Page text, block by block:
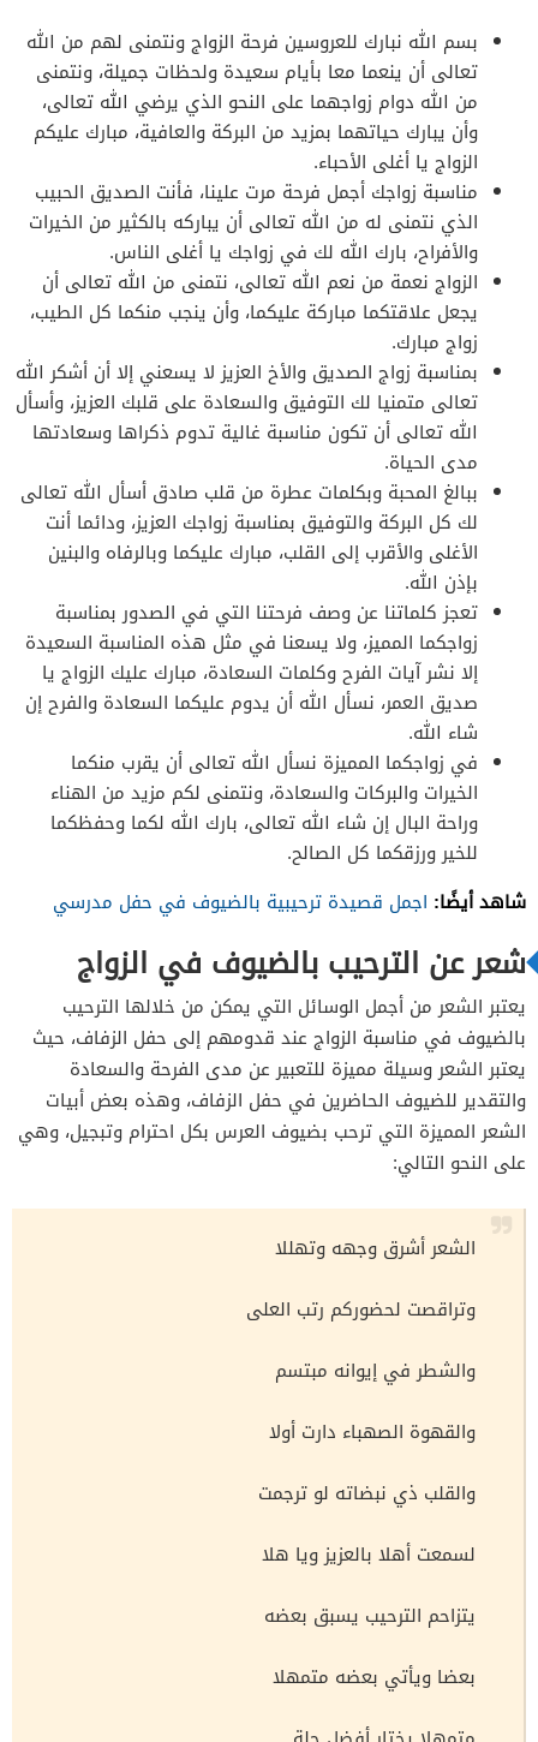
بسم الله نبارك للعروسين فرحة الزواج ونتمنى لهم من الله
تعالى أن ينعما معا بأيام سعيدة ولحظات جميلة، ونتمنى
من الله دوام زواجهما على النحو الذي يرضي الله تعالى،
وأن يبارك حياتهما بمزيد من البركة والعافية، مبارك عليكم
الزواج يا أغلى الأحباء.
مناسبة زواجك أجمل فرحة مرت علينا، فأنت الصديق الحبيب
الذي نتمنى له من الله تعالى أن يباركه بالكثير من الخيرات
والأفراح، بارك الله لك في زواجك يا أغلى الناس.
الزواج نعمة من نعم الله تعالى، نتمنى من الله تعالى أن
يجعل علاقتكما مباركة عليكما، وأن ينجب منكما كل الطيب،
زواج مبارك.
بمناسبة زواج الصديق والأخ العزيز لا يسعني إلا أن أشكر الله
تعالى متمنيا لك التوفيق والسعادة على قلبك العزيز، وأسأل
الله تعالى أن تكون مناسبة غالية تدوم ذكراها وسعادتها
مدى الحياة.
ببالغ المحبة وبكلمات عطرة من قلب صادق أسأل الله تعالى
لك كل البركة والتوفيق بمناسبة زواجك العزيز، ودائما أنت
الأغلى والأقرب إلى القلب، مبارك عليكما وبالرفاه والبنين
بإذن الله.
تعجز كلماتنا عن وصف فرحتنا التي في الصدور بمناسبة
زواجكما المميز، ولا يسعنا في مثل هذه المناسبة السعيدة
إلا نشر آيات الفرح وكلمات السعادة، مبارك عليك الزواج يا
صديق العمر، نسأل الله أن يدوم عليكما السعادة والفرح إن
شاء الله.
في زواجكما المميزة نسأل الله تعالى أن يقرب منكما
الخيرات والبركات والسعادة، ونتمنى لكم مزيد من الهناء
وراحة البال إن شاء الله تعالى، بارك الله لكما وحفظكما
للخير ورزقكما كل الصالح.
شاهد أيضًا: اجمل قصيدة ترحيبية بالضيوف في حفل مدرسي
شعر عن الترحيب بالضيوف في الزواج
يعتبر الشعر من أجمل الوسائل التي يمكن من خلالها الترحيب
بالضيوف في مناسبة الزواج عند قدومهم إلى حفل الزفاف، حيث
يعتبر الشعر وسيلة مميزة للتعبير عن مدى الفرحة والسعادة
والتقدير للضيوف الحاضرين في حفل الزفاف، وهذه بعض أبيات
الشعر المميزة التي ترحب بضيوف العرس بكل احترام وتبجيل، وهي
على النحو التالي:
الشعر أشرق وجهه وتهللا
وتراقصت لحضوركم رتب العلى
والشطر في إيوانه مبتسم
والقهوة الصهباء دارت أولا
والقلب ذي نبضاته لو ترجمت
لسمعت أهلا بالعزيز ويا هلا
يتزاحم الترحيب يسبق بعضه
بعضا ويأتي بعضه متمهلا